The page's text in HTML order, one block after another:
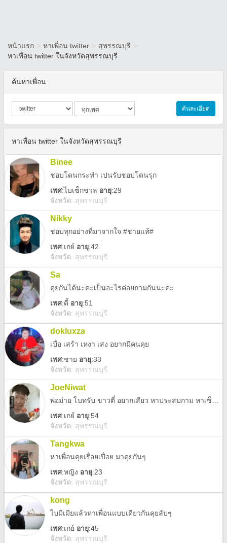
หน้าแรก > หาเพื่อน twitter > สุพรรณบุรี >
หาเพื่อน twitter ในจังหวัดสุพรรณบุรี
ค้นหาเพื่อน
ค้นละเอียด
หาเพื่อน twitter ในจังหวัดสุพรรณบุรี
Binee
ชอบโดนกระทำ เปนรับชอบโดนรุก
เพศ:ไบเซ็กชวล อายุ:29
จังหวัด: สุพรรณบุรี
Nikky
ชอบทุกอย่างที่มาจากใจ #ชายแท้#
เพศ:เกย์ อายุ:42
จังหวัด: สุพรรณบุรี
Sa
คุยกันได้นะคะเป็นอะไรค่อยถามกันนะคะ
เพศ:ดี้ อายุ:51
จังหวัด: สุพรรณบุรี
dokluxza
เบื่อ เสร้า เหงา เสง อยากมีคนคุย
เพศ:ชาย อายุ:33
จังหวัด: สุพรรณบุรี
JoeNiwat
เพศ:เกย์ อายุ:54
จังหวัด: สุพรรณบุรี
Tangkwa
หาเพื่อนคุยเรื่อยเปื่อย มาคุยกันๆ
เพศ:หญิง อายุ:23
จังหวัด: สุพรรณบุรี
kong
ไบมีเมียแล้วหาเพื่อนแบบเดียวกันคุยลับๆ
เพศ:เกย์ อายุ:45
จังหวัด: สุพรรณบุรี